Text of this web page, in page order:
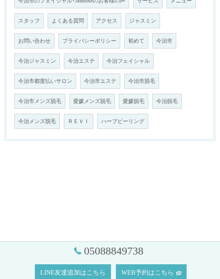
スタッフ よくある質問 アクセス ジャスミン
お問い合わせ プライバシーポリシー 初めて 今治市
今治ジャスミン 今治エステ 今治フェイシャル
今治市都度払いサロン 今治市エステ 今治市脱毛
今治市メンズ脱毛 愛媛メンズ脱毛 愛媛脱毛 今治脱毛
今治メンズ脱毛 ＲＥＶＩ ハーブピーリング
05088849738
LINE友達追加はこちら WEB予約はこちら